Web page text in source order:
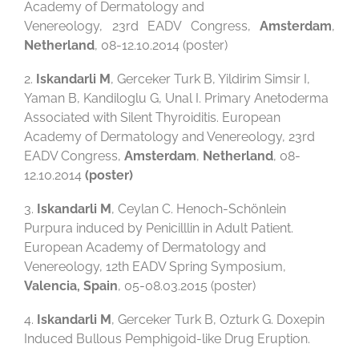
Academy of Dermatology and
Venereology, 23rd EADV Congress, Amsterdam,
Netherland, 08-12.10.2014 (poster)
2. Iskandarli M, Gerceker Turk B, Yildirim Simsir I,
Yaman B, Kandiloglu G, Unal I. Primary Anetoderma
Associated with Silent Thyroiditis. European
Academy of Dermatology and Venereology, 23rd
EADV Congress, Amsterdam, Netherland, 08-
12.10.2014 (poster)
3. Iskandarli M, Ceylan C. Henoch-Schönlein
Purpura induced by Penicilllin in Adult Patient.
European Academy of Dermatology and
Venereology, 12th EADV Spring Symposium,
Valencia, Spain, 05-08.03.2015 (poster)
4. Iskandarli M, Gerceker Turk B, Ozturk G. Doxepin
Induced Bullous Pemphigoid-like Drug Eruption.